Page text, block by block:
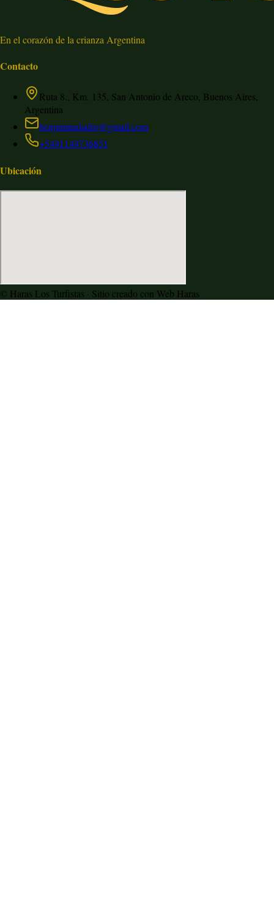
En el corazón de la crianza Argentina
Contacto
Ruta 8., Km. 135, San Antonio de Areco, Buenos Aires,
Argentina
benjaminaladro@gmail.com
+5491149736851
Ubicación
© Haras Los Turfistas · Sitio creado con Web Haras